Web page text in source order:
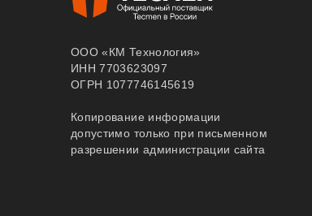
ООО «КМ Технология»
ИНН 7703623097
ОГРН 1077746145619
Копирование информации
допустимо только при письменном
разрешении администрации сайта